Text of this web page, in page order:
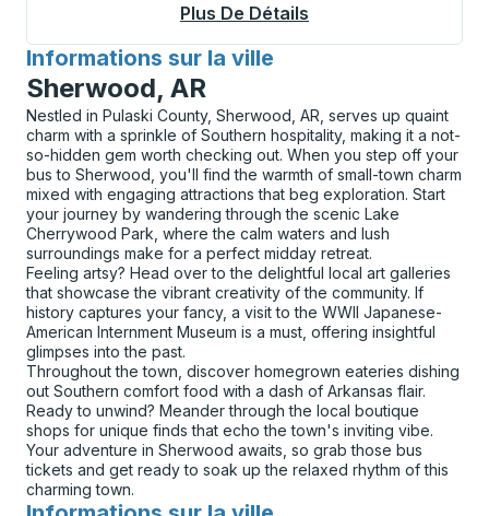
Plus De Détails
Informations sur la ville
pour
Sherwood, AR
Nestled in Pulaski County, Sherwood, AR, serves up quaint
charm with a sprinkle of Southern hospitality, making it a not-
so-hidden gem worth checking out. When you step off your
bus to Sherwood, you'll find the warmth of small-town charm
mixed with engaging attractions that beg exploration. Start
your journey by wandering through the scenic Lake
Cherrywood Park, where the calm waters and lush
surroundings make for a perfect midday retreat.
Feeling artsy? Head over to the delightful local art galleries
that showcase the vibrant creativity of the community. If
history captures your fancy, a visit to the WWII Japanese-
American Internment Museum is a must, offering insightful
glimpses into the past.
Throughout the town, discover homegrown eateries dishing
out Southern comfort food with a dash of Arkansas flair.
Ready to unwind? Meander through the local boutique
shops for unique finds that echo the town's inviting vibe.
Your adventure in Sherwood awaits, so grab those bus
tickets and get ready to soak up the relaxed rhythm of this
charming town.